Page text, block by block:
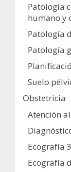
Patología
humano y
Patología
Patología
Suelo
Obstetricia
Atención
Ecografía
Ecografía